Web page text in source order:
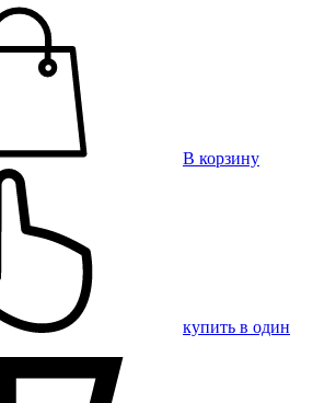
В корзину
купить в один